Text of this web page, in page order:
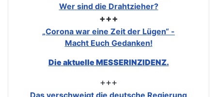
Wer sind die Drahtzieher?
+++
„Corona war eine Zeit der Lügen“ -
Macht Euch Gedanken!
Die aktuelle MESSERINZIDENZ.
+++
Das verschweigt die deutsche Regierung